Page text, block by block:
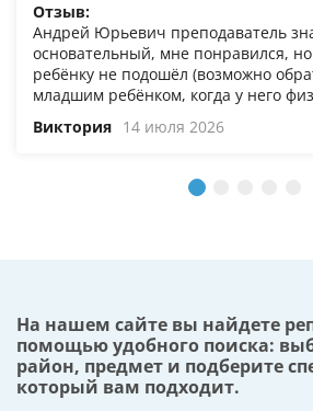
Отзыв:
Андрей Юрьевич преподаватель
основательный, мне понравился,
ребёнку не подошёл (возможно
младшим ребёнком, когда у него
Виктория 14 июля 2026
На нашем сайте вы найдете
помощью удобного поиска:
район, предмет и подберите
который вам подходит.